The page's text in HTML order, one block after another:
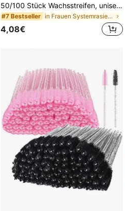
50/100 Stück Wachsstreifen, unisex Ganzkörper-Wachsing Einweg-Salonnutzung Wachsentfernungsstreifen (Wachs und Applikatorstab nicht enthalten) Haarentfernungswachsstreifen Wachsset Rasierer für Frauen Körperhaarentfernung
#7 Bestseller in Frauen Systemrasierer
4,08€